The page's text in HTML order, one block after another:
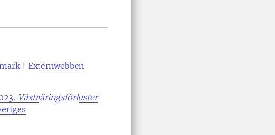
| Externwebben
Växtnäringsförluster